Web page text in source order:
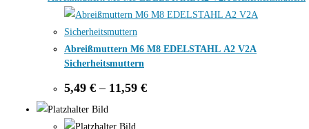
Abreißmuttern M6 M8 EDELSTAHL A2 V2A
Sicherheitsmutt​ern
5,49 € – 11,59 €Price